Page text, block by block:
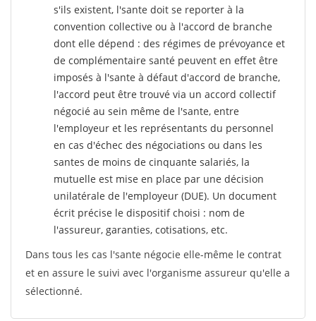
s'ils existent, l'sante doit se reporter à la
convention collective ou à l'accord de branche
dont elle dépend : des régimes de prévoyance et
de complémentaire santé peuvent en effet être
imposés à l'sante à défaut d'accord de branche,
l'accord peut être trouvé via un accord collectif
négocié au sein même de l'sante, entre
l'employeur et les représentants du personnel
en cas d'échec des négociations ou dans les
santes de moins de cinquante salariés, la
mutuelle est mise en place par une décision
unilatérale de l'employeur (DUE). Un document
écrit précise le dispositif choisi : nom de
l'assureur, garanties, cotisations, etc.
Dans tous les cas l'sante négocie elle-même le contrat
et en assure le suivi avec l'organisme assureur qu'elle a
sélectionné.